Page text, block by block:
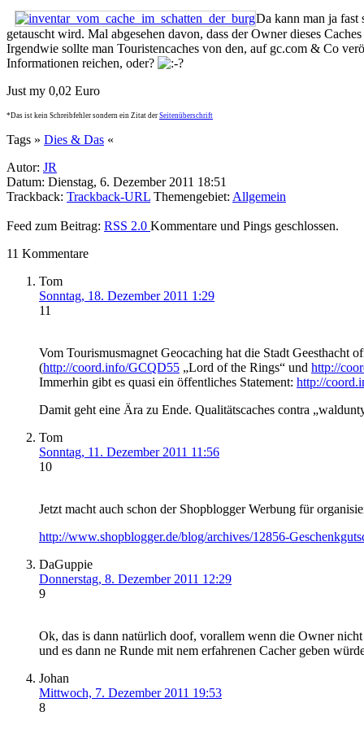
Da kann man ja fast
getauscht wird. Mal abgesehen davon, dass der Owner dieses
Irgendwie sollte man Touristencaches von den, auf gc.com & Co
Informationen reichen, oder?
Just my 0,02 Euro
*Das ist kein Schreibfehler sondern ein Zitat der Seitenüberschrift
Tags » Dies & Das «
Autor: JR
Datum: Dienstag, 6. Dezember 2011 18:51
Trackback: Trackback-URL Themengebiet: Allgemein
Feed zum Beitrag: RSS 2.0 Kommentare und Pings geschlossen.
11 Kommentare
Tom
Sonntag, 18. Dezember 2011 1:29
11
Vom Tourismusmagnet Geocaching hat die Stadt
(http://coord.info/GCQD55 „Lord of the Rings“ und http://
Immerhin gibt es quasi ein öffentliches Statement: http://
Damit geht eine Ära zu Ende. Qualitätscaches contra
Tom
Sonntag, 11. Dezember 2011 11:56
10
Jetzt macht auch schon der Shopblogger Werbung für
http://www.shopblogger.de/blog/archives/12856-
DaGuppie
Donnerstag, 8. Dezember 2011 12:29
9
Ok, das is dann natürlich doof, vorallem wenn die Owner
und es dann ne Runde mit nem erfahrenen Cacher geben
Johan
Mittwoch, 7. Dezember 2011 19:53
8